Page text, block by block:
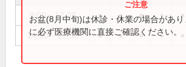
9:00～12:30 ● ● ● ● ●
14:30～17:30 ● ● ● ●
お盆(8月中旬)は休診・休業の場合があ
に必ず医療機関に直接ご確認ください。